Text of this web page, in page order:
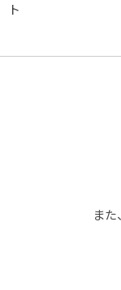
ト
ま